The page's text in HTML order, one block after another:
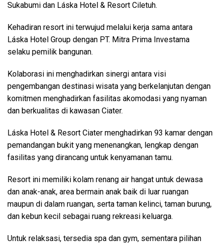
Sukabumi dan Láska Hotel & Resort Ciletuh.
Kehadiran resort ini terwujud melalui kerja sama antara
Láska Hotel Group dengan PT. Mitra Prima Investama
selaku pemilik bangunan.
Kolaborasi ini menghadirkan sinergi antara visi
pengembangan destinasi wisata yang berkelanjutan dengan
komitmen menghadirkan fasilitas akomodasi yang nyaman
dan berkualitas di kawasan Ciater.
Láska Hotel & Resort Ciater menghadirkan 93 kamar dengan
pemandangan bukit yang menenangkan, lengkap dengan
fasilitas yang dirancang untuk kenyamanan tamu.
Resort ini memiliki kolam renang air hangat untuk dewasa
dan anak-anak, area bermain anak baik di luar ruangan
maupun di dalam ruangan, serta taman kelinci, taman burung,
dan kebun kecil sebagai ruang rekreasi keluarga.
Untuk relaksasi, tersedia spa dan gym, sementara pilihan